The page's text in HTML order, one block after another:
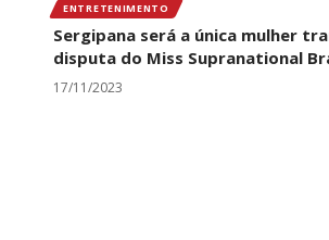
ENTRETENIMENTO
Sergipana será a única mulher
disputa do Miss Supranational
17/11/2023